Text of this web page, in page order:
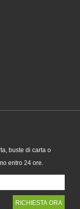
buste di carta o
entro 24 ore.